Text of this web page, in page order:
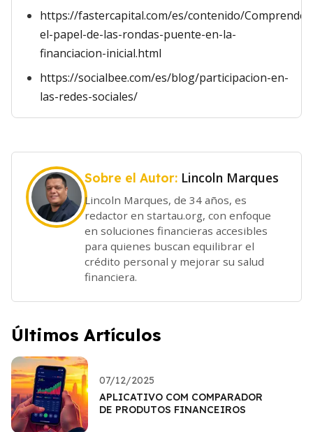
https://fastercapital.com/es/contenido/
el-papel-de-las-rondas-puente-en-la-
financiacion-inicial.html
https://socialbee.com/es/blog/participacion-en-
las-redes-sociales/
Sobre el Autor: Lincoln Marques
Lincoln Marques, de 34 años, es
redactor en startau.org, con enfoque
en soluciones financieras accesibles
para quienes buscan equilibrar el
crédito personal y mejorar su salud
financiera.
Últimos Artículos
07/12/2025
APLICATIVO COM COMPARADOR
DE PRODUTOS FINANCEIROS